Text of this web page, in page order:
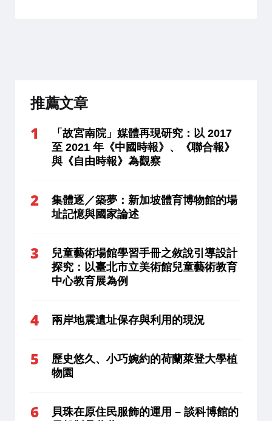
推薦文章
「故宮南院」媒體再現研究：以 2017
至 2021 年《中國時報》、《聯合報》
與《自由時報》為觀察
集體逐／築夢：新加坡體育博物館的場
址記憶與國家論述
兒童藝術場館學習手冊之敘說引導設計
探究：以臺北市立美術館兒童藝術教育
中心教育展為例
兩岸地震遺址保存與利用的現況
歷史悠久、小巧婉約的荷蘭萊登大學植
物園
貝珠在原住民服飾的運用 – 談科博館的